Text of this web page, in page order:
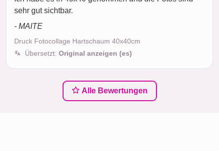
sehr gut sichtbar.
- MAITE
Druck Fotocollage Hartschaum 40x40cm
Übersetzt: Original anzeigen (es)
Alle Bewertungen